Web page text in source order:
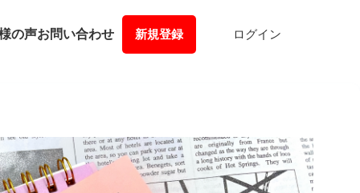
の声お問い合わせ 新規登録 ログイン